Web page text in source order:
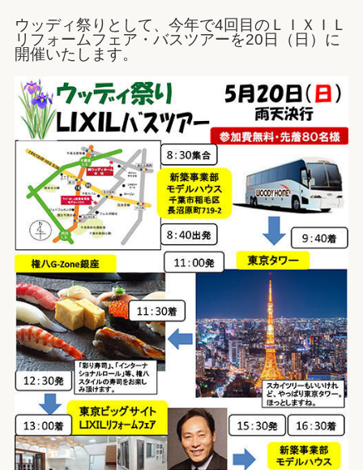
ウッディ祭りとして、今年で4回目のＬＩＸＩＬ
リフォームフェア・バスツアーを20日（日）に
開催いたします。